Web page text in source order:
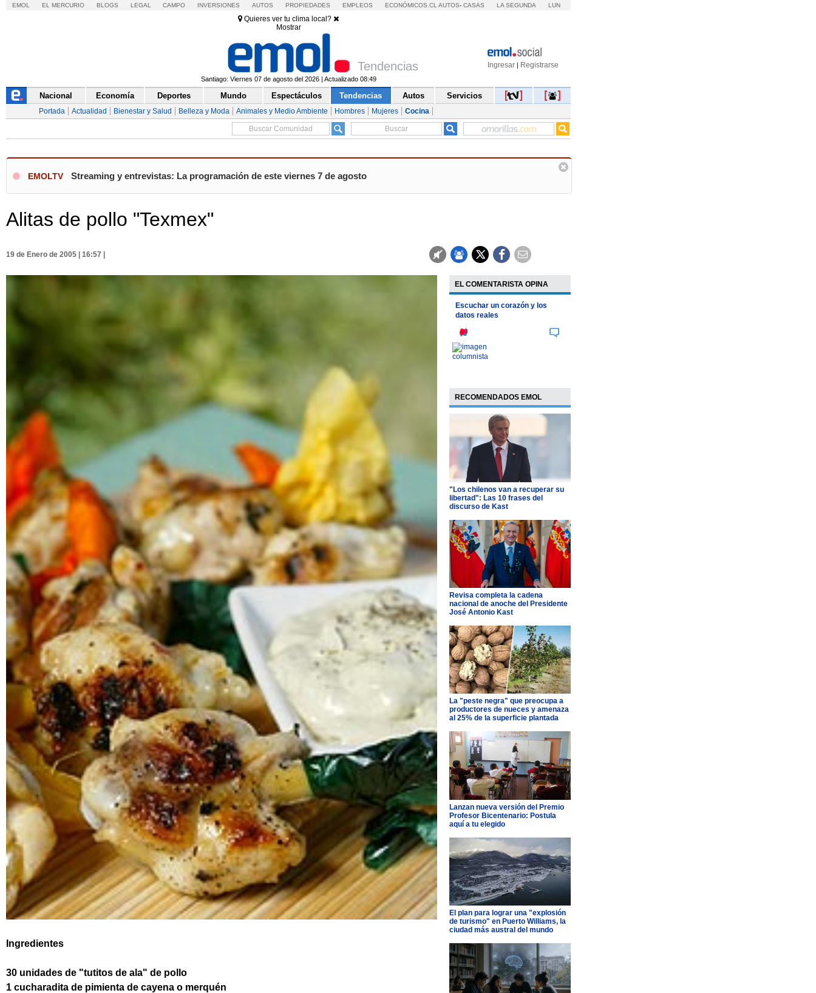
EMOL EL MERCURIO BLOGS LEGAL CAMPO INVERSIONES AUTOS PROPIEDADES EMPLEOS ECONÓMICOS.CL AUTOS- CASAS LA SEGUNDA LUN
Quieres ver tu clima local?
Mostrar
Ingresar | Registrarse
Tendencias
Santiago: Viernes 07 de agosto del 2026 | Actualizado 08:49
Nacional Economía Deportes Mundo Espectáculos Tendencias Autos Servicios
Portada Actualidad Bienestar y Salud Belleza y Moda Animales y Medio Ambiente Hombres Mujeres Cocina
EMOLTV Streaming y entrevistas: La programación de este viernes 7 de agosto
Alitas de pollo "Texmex"
19 de Enero de 2005 | 16:57 |
Ingredientes
30 unidades de "tutitos de ala" de pollo
1 cucharadita de pimienta de cayena o merquén
EL COMENTARISTA OPINA
Escuchar un corazón y los
datos reales
RECOMENDADOS EMOL
"Los chilenos van a recuperar su
libertad": Las 10 frases del
discurso de Kast
Revisa completa la cadena
nacional de anoche del Presidente
José Antonio Kast
La "peste negra" que preocupa a
productores de nueces y amenaza
al 25% de la superficie plantada
Lanzan nueva versión del Premio
Profesor Bicentenario: Postula
aquí a tu elegido
El plan para lograr una "explosión
de turismo" en Puerto Williams, la
ciudad más austral del mundo